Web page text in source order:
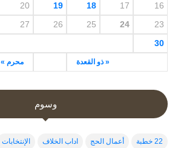
« ذو القعدة محرم »
16
17
18
19
20
23
24
25
26
27
30
وسوم
22 خطبة أعمال الحج اداب الخلاف الإنتخابات